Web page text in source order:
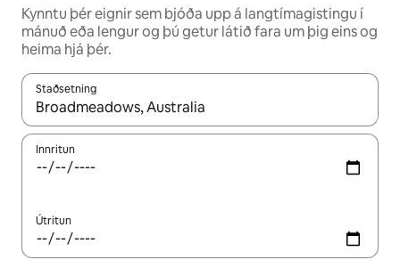
Kynntu þér eignir sem bjóða upp á langtímagistingu í
mánuð eða lengur og þú getur látið fara um þig eins og
heima hjá þér.
Staðsetning
Þegar niðurstöður liggja fyrir skaltu nota upp og niður
Innritun
Útritun